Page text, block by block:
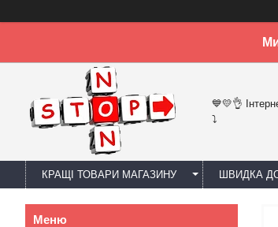
💙💛👌
⤵
КРАЩІ ТОВАРИ МАГАЗИНУ ШВИДКА